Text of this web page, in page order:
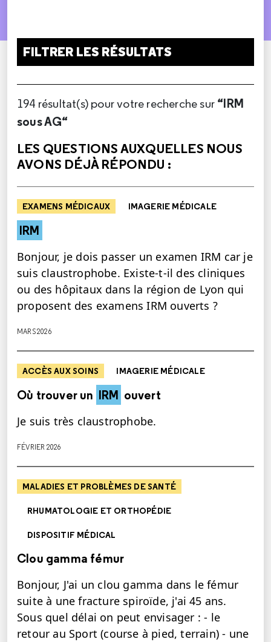
FILTRER LES RÉSULTATS
194 résultat(s) pour votre recherche sur “IRM
sous AG“
LES QUESTIONS AUXQUELLES NOUS
AVONS DÉJÀ RÉPONDU :
EXAMENS MÉDICAUX IMAGERIE MÉDICALE
IRM
Bonjour, je dois passer un examen IRM car je
suis claustrophobe. Existe-t-il des cliniques
ou des hôpitaux dans la région de Lyon qui
proposent des examens IRM ouverts ?
MARS 2026
ACCÈS AUX SOINS IMAGERIE MÉDICALE
Où trouver un IRM ouvert
Je suis très claustrophobe.
FÉVRIER 2026
MALADIES ET PROBLÈMES DE SANTÉ
RHUMATOLOGIE ET ORTHOPÉDIE
DISPOSITIF MÉDICAL
Clou gamma fémur
Bonjour, J'ai un clou gamma dans le fémur
suite à une fracture spiroïde, j'ai 45 ans.
Sous quel délai on peut envisager : - le
retour au Sport (course à pied, terrain) - une